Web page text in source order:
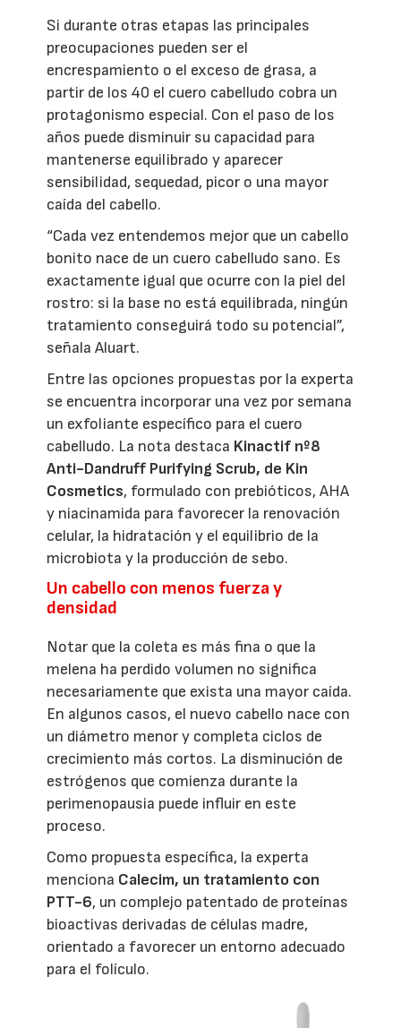
Si durante otras etapas las principales
preocupaciones pueden ser el
encrespamiento o el exceso de grasa, a
partir de los 40 el cuero cabelludo cobra un
protagonismo especial. Con el paso de los
años puede disminuir su capacidad para
mantenerse equilibrado y aparecer
sensibilidad, sequedad, picor o una mayor
caída del cabello.
“Cada vez entendemos mejor que un cabello
bonito nace de un cuero cabelludo sano. Es
exactamente igual que ocurre con la piel del
rostro: si la base no está equilibrada, ningún
tratamiento conseguirá todo su potencial”,
señala Aluart.
Entre las opciones propuestas por la experta
se encuentra incorporar una vez por semana
un exfoliante específico para el cuero
cabelludo. La nota destaca Kinactif nº8
Anti-Dandruff Purifying Scrub, de Kin
Cosmetics, formulado con prebióticos, AHA
y niacinamida para favorecer la renovación
celular, la hidratación y el equilibrio de la
microbiota y la producción de sebo.
Un cabello con menos fuerza y
densidad
Notar que la coleta es más fina o que la
melena ha perdido volumen no significa
necesariamente que exista una mayor caída.
En algunos casos, el nuevo cabello nace con
un diámetro menor y completa ciclos de
crecimiento más cortos. La disminución de
estrógenos que comienza durante la
perimenopausia puede influir en este
proceso.
Como propuesta específica, la experta
menciona Calecim, un tratamiento con
PTT-6, un complejo patentado de proteínas
bioactivas derivadas de células madre,
orientado a favorecer un entorno adecuado
para el folículo.